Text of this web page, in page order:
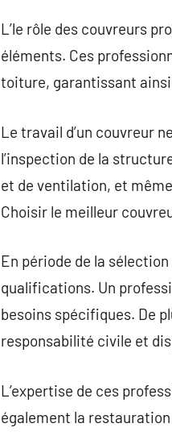
L’le rôle des couvreurs
éléments. Ces
toiture, garantissant ainsi
Le travail d’un couvreur
l’inspection de la
et de ventilation, et
Choisir le meilleur
En période de la
qualifications. Un
besoins spécifiques. De
responsabilité civile et
L’expertise de ces
également la